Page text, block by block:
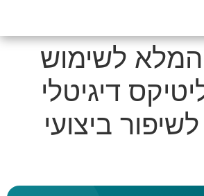
לשימוש
דיגיטלי
ביצועי